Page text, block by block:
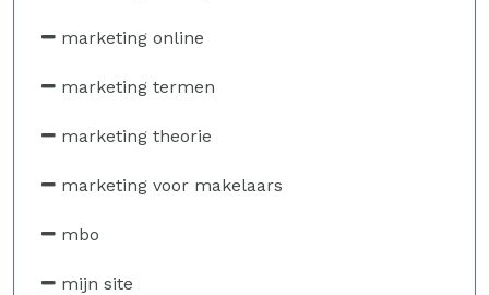
marketing online
marketing termen
marketing theorie
marketing voor makelaars
mbo
mijn site